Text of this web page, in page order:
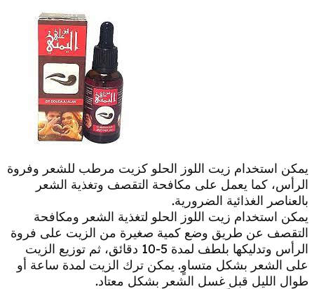
يمكن استخدام زيت اللوز الحلو كزيت مرطب للشعر وفروة
الرأس، كما يعمل على مكافحة التقصف وتغذية الشعر
بالعناصر الغذائية الضرورية.
يمكن استخدام زيت اللوز الحلو لتغذية الشعر ومكافحة
التقصف عن طريق وضع كمية صغيرة من الزيت على فروة
الرأس وتدليكها بلطف لمدة 5-10 دقائق، ثم توزيع الزيت
على الشعر بشكل متساوٍ. يمكن ترك الزيت لمدة ساعة أو
طوال الليل قبل غسل الشعر بشكل معتاد.